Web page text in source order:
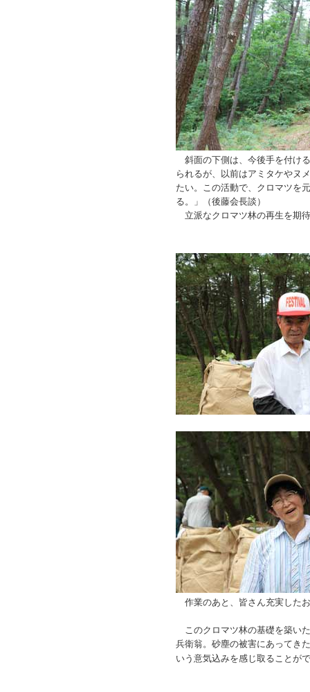
斜面の下側は、今後手を付け
られるが、以前はアミタケやヌ
たい。この活動で、クロマツを
る。」（後藤会長談）
立派なクロマツ林の再生を期
作業のあと、皆さん充実した
このクロマツ林の基礎を築い
兵衛翁。砂塵の被害にあってき
いう意気込みを感じ取ることが